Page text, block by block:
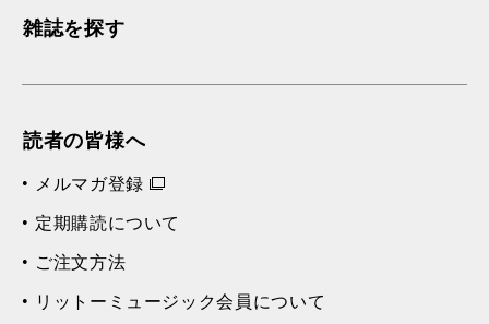
雑誌を探す
読者の皆様へ
メルマガ登録
定期購読について
ご注文方法
リットーミュージック会員について